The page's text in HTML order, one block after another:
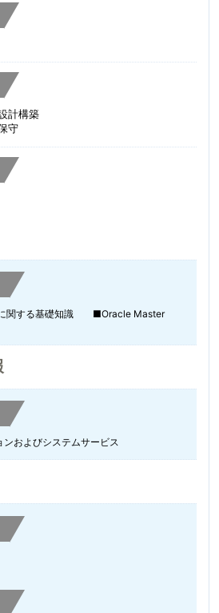
計構築
守
関する基礎知識 ■Oracle Master
およびシステムサービス